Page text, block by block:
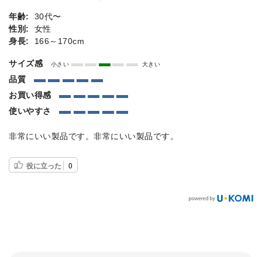
年齢:
30代〜
性別:
女性
身長:
166～170cm
サイズ感 小さい 大きい
品質
お買い得感
使いやすさ
非常にいい製品です。非常にいい製品です。
役に立った 0